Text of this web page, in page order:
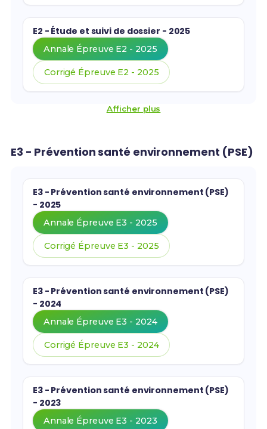
E2 - Étude et suivi de dossier - 2025
Annale Épreuve E2 - 2025
Corrigé Épreuve E2 - 2025
Afficher plus
E3 - Prévention santé environnement (PSE)
E3 - Prévention santé environnement (PSE)
- 2025
Annale Épreuve E3 - 2025
Corrigé Épreuve E3 - 2025
E3 - Prévention santé environnement (PSE)
- 2024
Annale Épreuve E3 - 2024
Corrigé Épreuve E3 - 2024
E3 - Prévention santé environnement (PSE)
- 2023
Annale Épreuve E3 - 2023